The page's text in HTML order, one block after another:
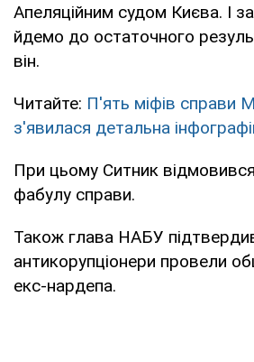
Апеляційним судом Києва. І
йдемо до остаточного
він.
Читайте: П'ять міфів справи
з'явилася детальна
При цьому Ситник
фабулу справи.
Також глава НАБУ
антикорупціонери провели
екс-нардепа.